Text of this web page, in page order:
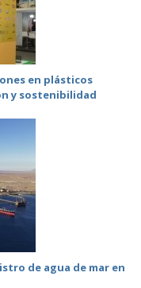
en plásticos
y sostenibilidad
de agua de mar en